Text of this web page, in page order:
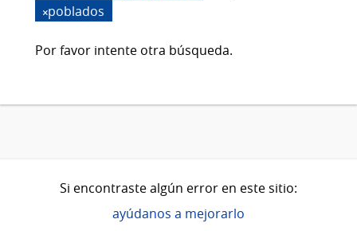
poblados
Por favor intente otra búsqueda.
Si encontraste algún error en este sitio:
ayúdanos a mejorarlo